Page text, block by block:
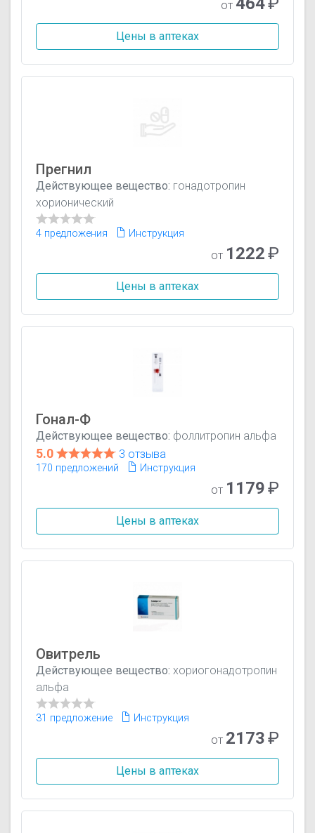
от
Цены в аптеках
Прегнил
Действующее вещество: гонадотропин
хорионический
4 предложения Инструкция
от 1222₽
Цены в аптеках
Гонал-Ф
Действующее вещество: фоллитропин альфа
5.0 3 отзыва
170 предложений Инструкция
от 1179₽
Цены в аптеках
Овитрель
Действующее вещество: хориогонадотропин
альфа
31 предложение Инструкция
от 2173₽
Цены в аптеках